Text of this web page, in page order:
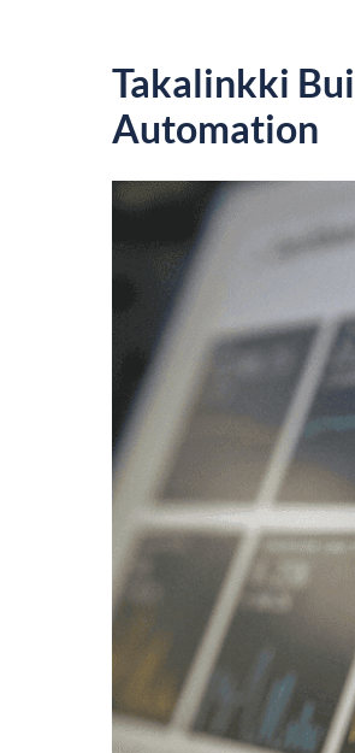
Takalinkki
Automation